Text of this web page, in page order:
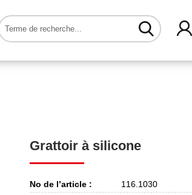
Grattoir à silicone
No de l’article :
116.1030